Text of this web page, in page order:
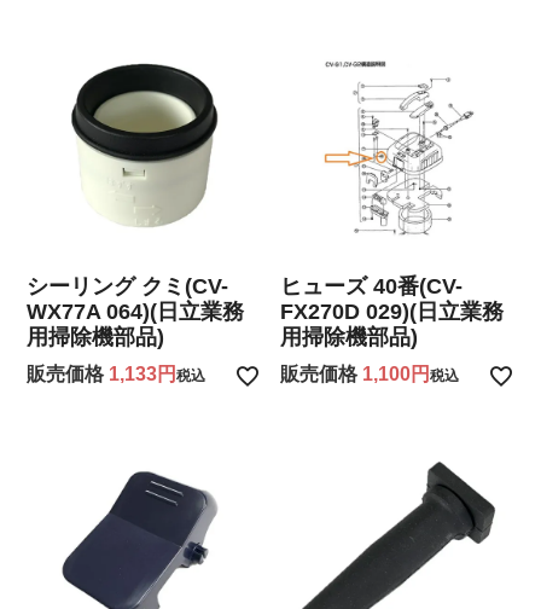
シーリング クミ(CV-
WX77A 064)(日立業務
用掃除機部品)
販売価格 1,133 税込
ヒューズ 40番(CV-
FX270D 029)(日立業務
用掃除機部品)
販売価格 1,100 税込